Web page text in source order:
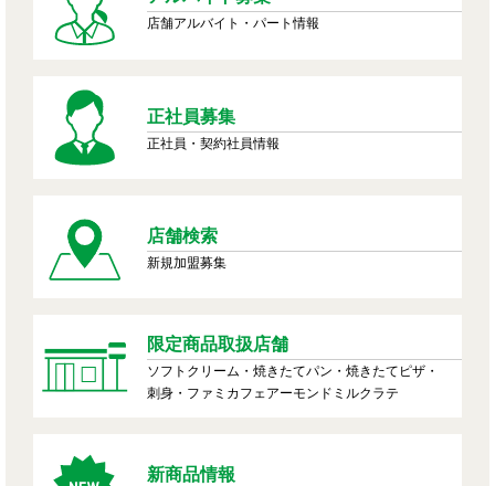
店舗アルバイト・パート情報
正社員募集
正社員・契約社員情報
店舗検索
新規加盟募集
限定商品取扱店舗
ソフトクリーム・焼きたてパン・焼きたてピザ・
刺身・ファミカフェアーモンドミルクラテ
新商品情報